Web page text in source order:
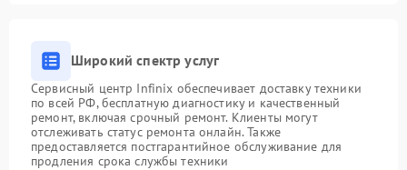
Широкий спектр услуг
Сервисный центр Infinix обеспечивает доставку техники
по всей РФ, бесплатную диагностику и качественный
ремонт, включая срочный ремонт. Клиенты могут
отслеживать статус ремонта онлайн. Также
предоставляется постгарантийное обслуживание для
продления срока службы техники